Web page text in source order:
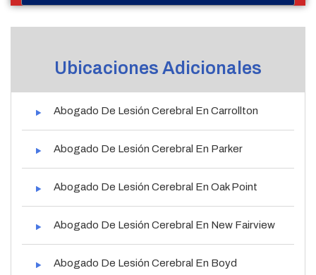
Ubicaciones Adicionales
Abogado De Lesión Cerebral En Carrollton
Abogado De Lesión Cerebral En Parker
Abogado De Lesión Cerebral En Oak Point
Abogado De Lesión Cerebral En New Fairview
Abogado De Lesión Cerebral En Boyd